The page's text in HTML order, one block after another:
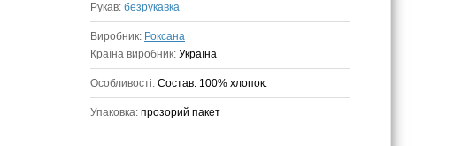
Рукав: безрукавка
Виробник: Роксана
Країна виробник: Україна
Особливості: Состав: 100% хлопок.
Упаковка: прозорий пакет